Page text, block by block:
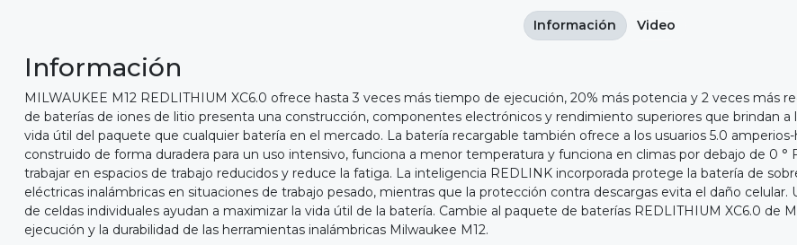
Información
MILWAUKEE M12 REDLITHIUM XC6.0 ofrece hasta 3 veces más tiempo de ejecución, 20% más potencia y 2 veces más
de baterías de iones de litio presenta una construcción, componentes electrónicos y rendimiento superiores que brindan a
vida útil del paquete que cualquier batería en el mercado. La batería recargable también ofrece a los usuarios 5.0
construido de forma duradera para un uso intensivo, funciona a menor temperatura y funciona en climas por debajo de 0 °
trabajar en espacios de trabajo reducidos y reduce la fatiga. La inteligencia REDLINK incorporada protege la batería de
eléctricas inalámbricas en situaciones de trabajo pesado, mientras que la protección contra descargas evita el daño
de celdas individuales ayudan a maximizar la vida útil de la batería. Cambie al paquete de baterías REDLITHIUM XC6.0
ejecución y la durabilidad de las herramientas inalámbricas Milwaukee M12.
Información Video